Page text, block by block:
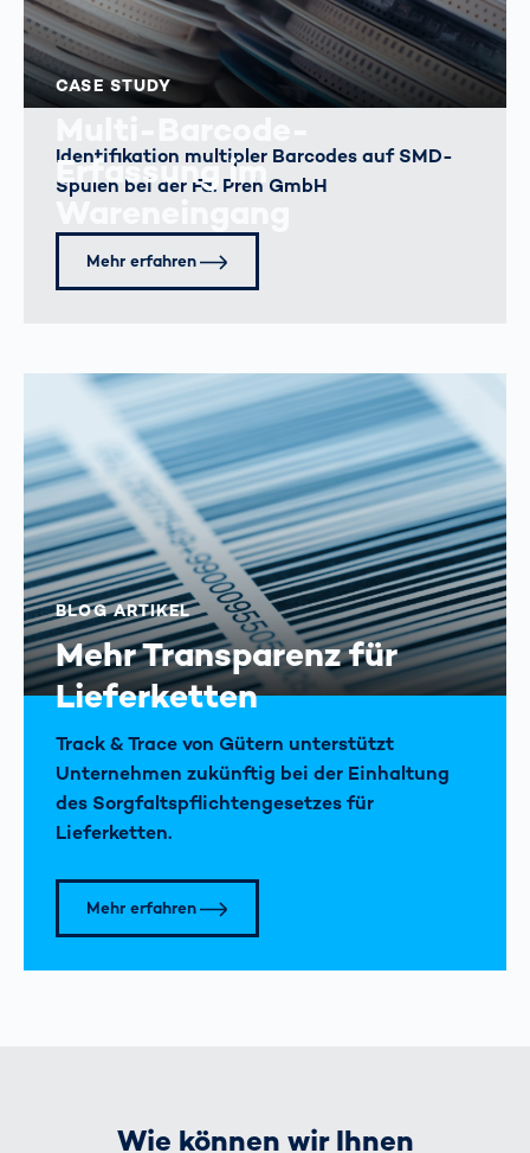
CASE STUDY
Erfassung im
Identifikation multipler Barcodes auf SMD-
Spulen bei der Fa. Preh GmbH
Mehr erfahren
BLOG ARTIKEL
Mehr Transparenz für
Lieferketten
Track & Trace von Gütern unterstützt
Unternehmen zukünftig bei der Einhaltung
des Sorgfaltspflichten­gesetzes für
Lieferketten.
Mehr erfahren
Wie können wir Ihnen